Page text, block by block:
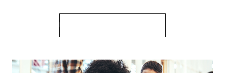
Исследуйте истории и ресурсы